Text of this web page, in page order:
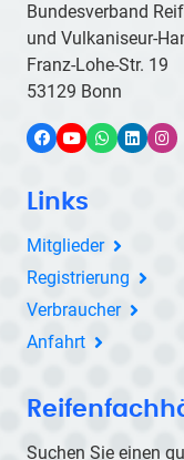
Bundesverband
und Vulkaniseur-
Franz-Lohe-Str. 19
53129 Bonn
FacebookYouTubeWhatsApp
Links
Mitglieder
Registrierung
Verbraucher
Anfahrt
Suchen Sie einen